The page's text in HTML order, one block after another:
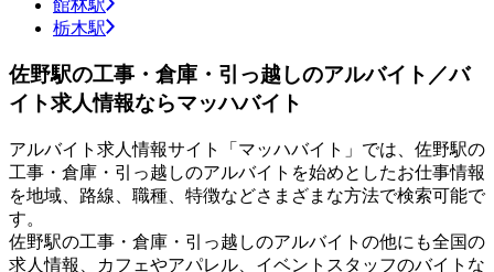
館林駅
栃木駅
佐野駅の工事・倉庫・引っ越しのアルバイト／バ
イト求人情報ならマッハバイト
アルバイト求人情報サイト「マッハバイト」では、佐野駅の
工事・倉庫・引っ越しのアルバイトを始めとしたお仕事情報
を地域、路線、職種、特徴などさまざまな方法で検索可能で
す。
佐野駅の工事・倉庫・引っ越しのアルバイトの他にも全国の
求人情報、カフェやアパレル、イベントスタッフのバイトな